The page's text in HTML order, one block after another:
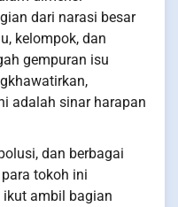
dari narasi besar
kelompok, dan
gempuran isu
adalah sinar harapan
dan berbagai
tokoh ini
ambil bagian